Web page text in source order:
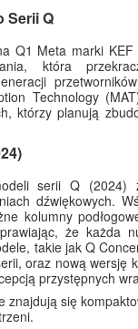
Serii Q
Q1 Meta marki
która
Technology
którzy planują
serii Q (2024)
dźwiękowych.
kolumny
że każda
takie jak Q
oraz nową wersję
przystępnych
znajdują się